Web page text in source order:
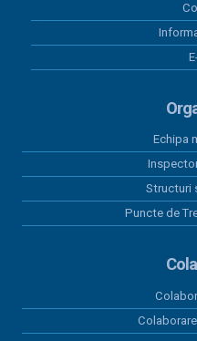
Centralizatorul
încheieri de contracte cu
în perioada 01.01.2026-
Program anual achiziții
Program anual achiziții
Echipa
Structuri
Puncte de